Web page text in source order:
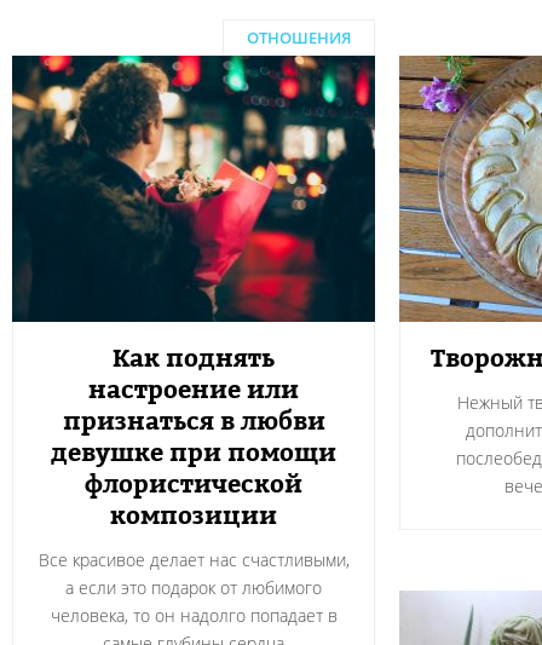
ОТНОШЕНИЯ
Как поднять
настроение или
признаться в любви
девушке при помощи
флористической
композиции
Все красивое делает нас счастливыми,
а если это подарок от любимого
человека, то он надолго попадает в
Нежный